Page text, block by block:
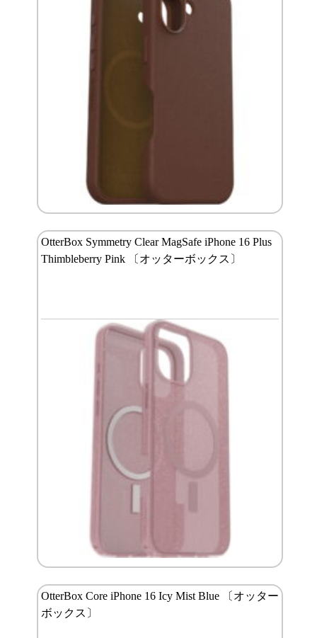
OtterBox Symmetry Clear MagSafe iPhone 16 Plus
Thimbleberry Pink 〔オッターボックス〕
OtterBox Core iPhone 16 Icy Mist Blue 〔オッター
ボックス〕